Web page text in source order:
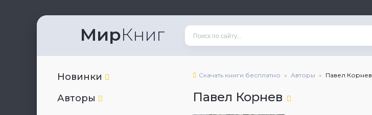
МирКниг
Новинки
Авторы
Скачать книги бесплатно Авторы Павел Корнев
Павел Корнев